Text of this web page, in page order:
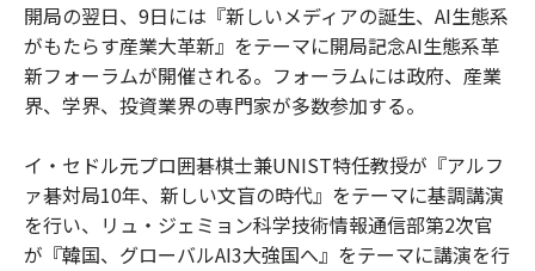
開局の翌日、9日には『新しいメディアの誕生、AI生態系
がもたらす産業大革新』をテーマに開局記念AI生態系革
新フォーラムが開催される。フォーラムには政府、産業
界、学界、投資業界の専門家が多数参加する。
イ・セドル元プロ囲碁棋士兼UNIST特任教授が『アルフ
ァ碁対局10年、新しい文盲の時代』をテーマに基調講演
を行い、リュ・ジェミョン科学技術情報通信部第2次官
が『韓国、グローバルAI3大強国へ』をテーマに講演を行